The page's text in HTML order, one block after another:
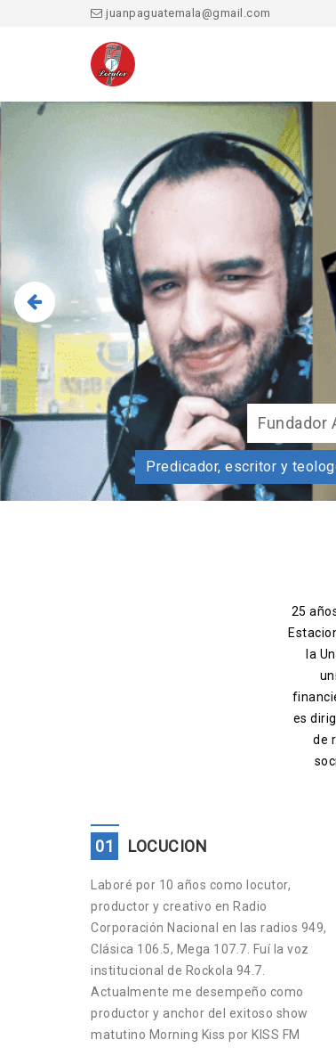
juanpaguatemala@gmail.com
Predicador,
25
la
es
de
01 LOCUCION
Laboré por 10 años como locutor,
productor y creativo en Radio
Corporación Nacional en las radios 949,
Clásica 106.5, Mega 107.7. Fuí la voz
institucional de Rockola 94.7.
Actualmente me desempeño como
productor y anchor del exitoso show
matutino Morning Kiss por KISS FM